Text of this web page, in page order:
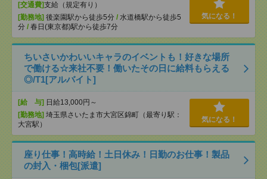
[交通費]支給（規定有り）
[勤務地] 後楽園駅から徒歩5分 / 水道橋駅から徒歩5
分 / 春日(東京都)駅から徒歩7分
気になる！
ちいさいかわいいキャラのイベントも！好きな場所
で働ける☆来社不要！働いたその日に給料もらえる
◎/T1[アルバイト]
[給 与] 日給13,000円～
[勤務地] 埼玉県さいたま市大宮区錦町（最寄り駅：
大宮駅）
気になる！
座り仕事！高時給！土日休み！日勤のお仕事！製品
の封入・梱包[派遣]